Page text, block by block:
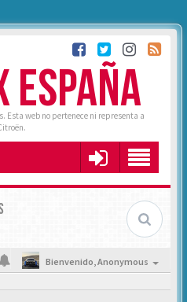
ESPAÑA
Esta web no pertenece ni representa a
Bienvenido,Anonymous